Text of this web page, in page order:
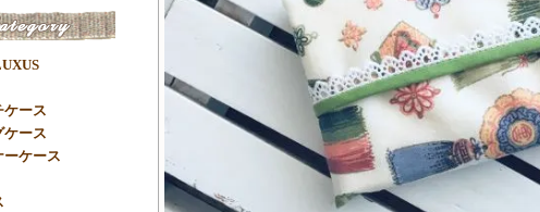
ケース
ケース
ーケース